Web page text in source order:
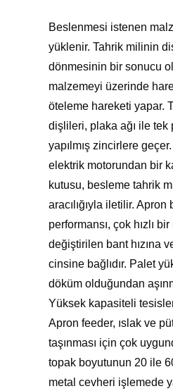
Beslenmesi istenen
yüklenir. Tahrik milinin
dönmesinin bir sonucu
malzemeyi üzerinde
öteleme hareketi yapar.
dişlileri, plaka ağı ile tek
yapılmış zincirlere
elektrik motorundan bir
kutusu, besleme tahrik
aracılığıyla iletilir.
performansı, çok hızlı
değiştirilen bant hızına
cinsine bağlıdır. Palet
döküm olduğundan
Yüksek kapasiteli
Apron feeder, ıslak ve
taşınması için çok
topak boyutunun 20 ile
metal cevheri işlemede